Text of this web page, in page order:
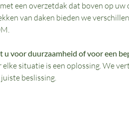
een overzetdak dat boven op
van daken bieden we
u voor duurzaamheid of voor een
elke situatie is een oplossing. We
juiste beslissing.